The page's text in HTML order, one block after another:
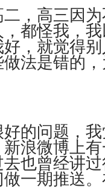
，高三因
都怪我，
，就觉得
法是错的
的问题，
浪微博上
也曾经讲
一期推送